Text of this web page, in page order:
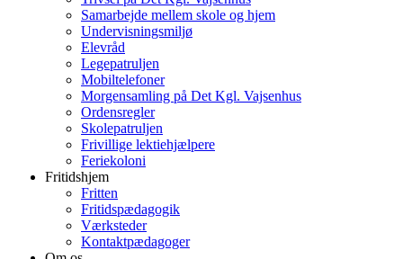
Samarbejde mellem skole og hjem
Undervisningsmiljø
Elevråd
Legepatruljen
Mobiltelefoner
Morgensamling på Det Kgl. Vajsenhus
Ordensregler
Skolepatruljen
Frivillige lektiehjælpere
Feriekoloni
Fritidshjem
Fritten
Fritidspædagogik
Værksteder
Kontaktpædagoger